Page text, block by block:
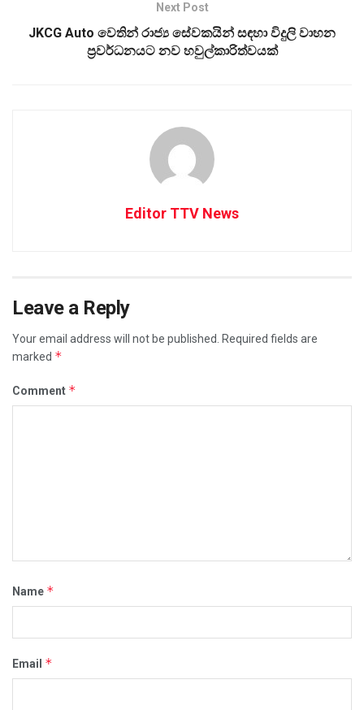
Next Post
JKCG Auto වෙතින් රාජ්‍ය සේවකයින් සඳහා විදුලි වාහන
ප්‍රවර්ධනයට නව හවුල්කාරිත්වයක්
Editor TTV News
Leave a Reply
Your email address will not be published.
Required fields are
marked *
Comment *
Name *
Email *